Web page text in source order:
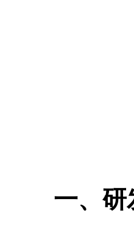
一、研发